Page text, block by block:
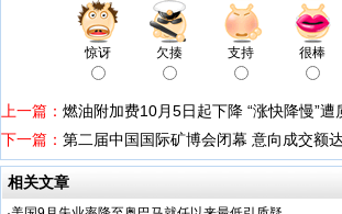
惊讶 欠揍 支持 很棒
上一篇： 燃油附加费10月5日起下降 “涨快降慢”遭
下一篇： 第二届中国国际矿博会闭幕 意向成交额
相关文章